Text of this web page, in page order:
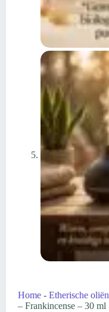
Home - Etherische oliën
– Frankincense – 30 ml